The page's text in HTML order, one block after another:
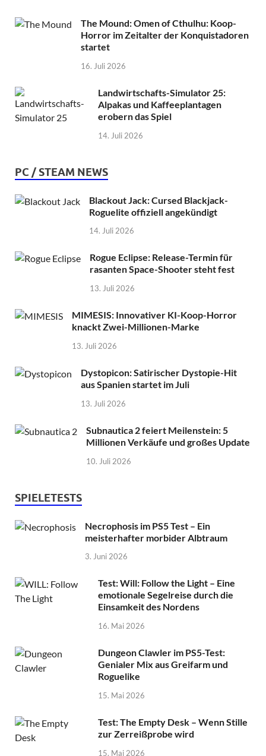
The Mound: Omen of Cthulhu: Koop-
Horror im Zeitalter der Konquistadoren
startet
16. Juli 2026
Landwirtschafts-Simulator 25:
Alpakas und Kaffeeplantagen
erobern das Spiel
14. Juli 2026
PC / STEAM NEWS
Blackout Jack: Cursed Blackjack-
Roguelite offiziell angekündigt
14. Juli 2026
Rogue Eclipse: Release-Termin für
rasanten Space-Shooter steht fest
13. Juli 2026
MIMESIS: Innovativer KI-Koop-Horror
knackt Zwei-Millionen-Marke
13. Juli 2026
Dystopicon: Satirischer Dystopie-Hit
aus Spanien startet im Juli
13. Juli 2026
Subnautica 2 feiert Meilenstein: 5
Millionen Verkäufe und großes Update
10. Juli 2026
SPIELETESTS
Necrophosis im PS5 Test – Ein
meisterhafter morbider Albtraum
3. Juni 2026
Test: Will: Follow the Light – Eine
emotionale Segelreise durch die
Einsamkeit des Nordens
16. Mai 2026
Dungeon Clawler im PS5-Test:
Genialer Mix aus Greifarm und
Roguelike
15. Mai 2026
Test: The Empty Desk – Wenn Stille
zur Zerreißprobe wird
15. Mai 2026